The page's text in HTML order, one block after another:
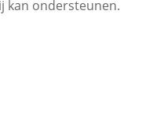
kan ondersteunen.